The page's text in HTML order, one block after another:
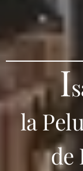
I
la
de